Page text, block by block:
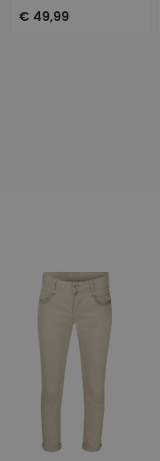
€ 49,99